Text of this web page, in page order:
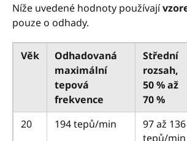
Níže uvedené hodnoty používají
pouze o odhady.
Věk
Odhadovaná
maximální
tepová
frekvence
Střední
rozsah,
50 % až
70 %
20 194 tepů/min
97 až 136
tepů/min